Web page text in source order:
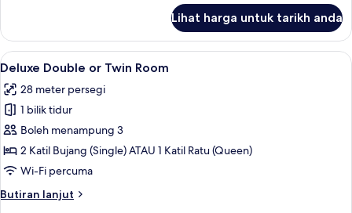
Double
or
Twin
Lihat harga untuk tarikh anda
Lihat
semua
foto
untuk
Deluxe
Double
or
Room
Deluxe Double or Twin Room |
5
Deluxe Double or Twin Room
28 meter persegi
1 bilik tidur
Boleh menampung 3
2 Katil Bujang (Single) ATAU 1 Katil Ratu (Queen)
Wi-Fi percuma
Butiran lanjut
Butiran